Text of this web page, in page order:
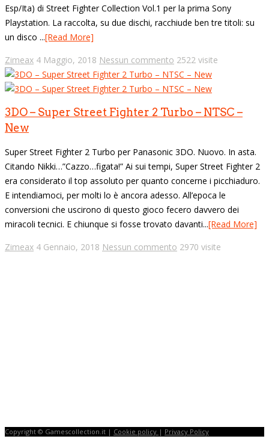
Esp/Ita) di Street Fighter Collection Vol.1 per la prima Sony
Playstation. La raccolta, su due dischi, racchiude ben tre titoli: su
un disco ...[Read More]
Zimeax 4 Maggio, 2018 Nessun commento 2522 visite
3DO – Super Street Fighter 2 Turbo – NTSC –
New
Super Street Fighter 2 Turbo per Panasonic 3DO. Nuovo. In asta.
Citando Nikki…”Cazzo…figata!” Ai sui tempi, Super Street Fighter 2
era considerato il top assoluto per quanto concerne i picchiaduro.
E intendiamoci, per molti lo è ancora adesso. All’epoca le
conversioni che uscirono di questo gioco fecero davvero dei
miracoli tecnici. E chiunque si fosse trovato davanti...[Read More]
Zimeax 4 Gennaio, 2018 Nessun commento 2970 visite
Copyright © Gamescollection.it | Cookie policy | Privacy Policy